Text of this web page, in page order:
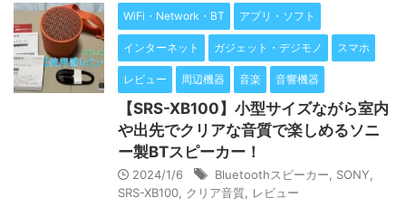
WiFi・Network・BT アプリ・ソフト
インターネット ガジェット・デジモノ スマホ
レビュー 周辺機器 音楽 音響機器
【SRS-XB100】小型サイズながら室内
や出先でクリアな音質で楽しめるソニ
ー製BTスピーカー！
2024/1/6 Bluetoothスピーカー SONY
SRS-XB100 クリア音質 レビュー